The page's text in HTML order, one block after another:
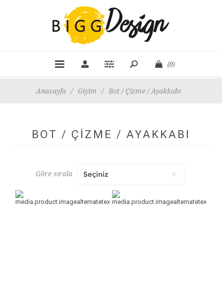
(0)
Anasayfa / Giyim / Bot / Çizme / Ayakkabı
BOT / ÇIZME / AYAKKABI
Göre sırala